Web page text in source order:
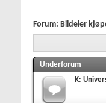
Forum: Bildeler
Underforum
K: